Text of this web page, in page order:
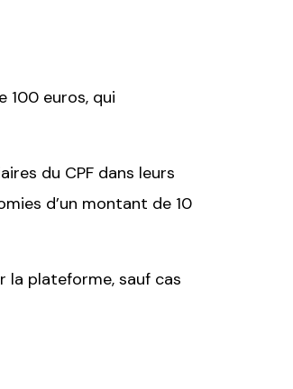
100 euros, qui
du CPF dans leurs
d’un montant de 10
la plateforme, sauf cas